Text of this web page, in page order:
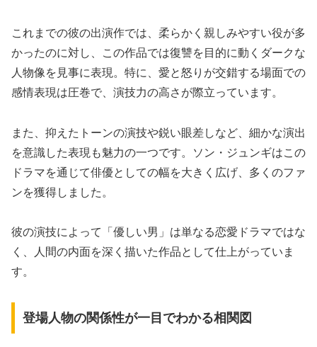
これまでの彼の出演作では、柔らかく親しみやすい役が多
かったのに対し、この作品では復讐を目的に動くダークな
人物像を見事に表現。特に、愛と怒りが交錯する場面での
感情表現は圧巻で、演技力の高さが際立っています。
また、抑えたトーンの演技や鋭い眼差しなど、細かな演出
を意識した表現も魅力の一つです。ソン・ジュンギはこの
ドラマを通じて俳優としての幅を大きく広げ、多くのファ
ンを獲得しました。
彼の演技によって「優しい男」は単なる恋愛ドラマではな
く、人間の内面を深く描いた作品として仕上がっていま
す。
登場人物の関係性が一目でわかる相関図